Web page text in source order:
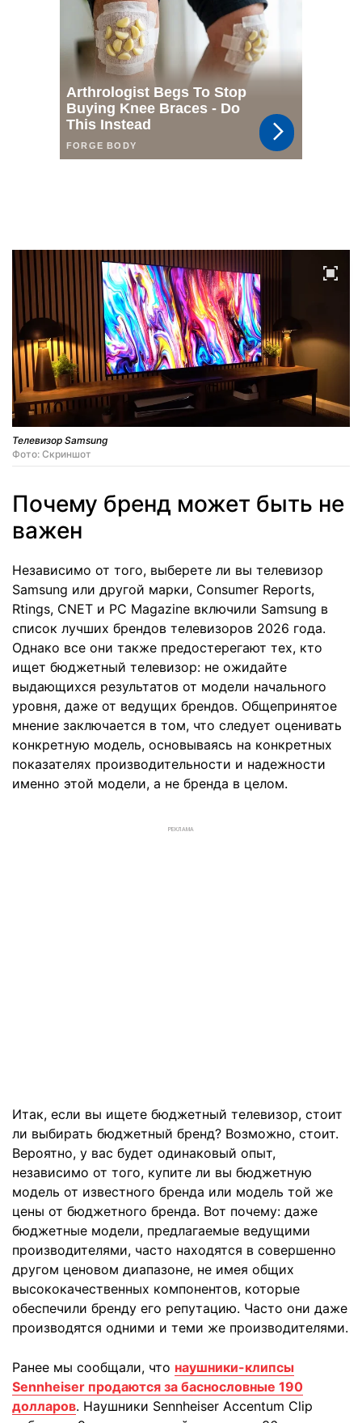
Телевизор Samsung
Фото: Скриншот
Почему бренд может быть не
важен
Независимо от того, выберете ли вы телевизор
Samsung или другой марки, Consumer Reports,
Rtings, CNET и PC Magazine включили Samsung в
список лучших брендов телевизоров 2026 года.
Однако все они также предостерегают тех, кто
ищет бюджетный телевизор: не ожидайте
выдающихся результатов от модели начального
уровня, даже от ведущих брендов. Общепринятое
мнение заключается в том, что следует оценивать
конкретную модель, основываясь на конкретных
показателях производительности и надежности
именно этой модели, а не бренда в целом.
РЕКЛАМА
Итак, если вы ищете бюджетный телевизор, стоит
ли выбирать бюджетный бренд? Возможно, стоит.
Вероятно, у вас будет одинаковый опыт,
независимо от того, купите ли вы бюджетную
модель от известного бренда или модель той же
цены от бюджетного бренда. Вот почему: даже
бюджетные модели, предлагаемые ведущими
производителями, часто находятся в совершенно
другом ценовом диапазоне, не имея общих
высококачественных компонентов, которые
обеспечили бренду его репутацию. Часто они даже
производятся одними и теми же производителями.
Ранее мы сообщали, что наушники-клипсы
Sennheiser продаются за баснословные 190
долларов. Наушники Sennheiser Accentum Clip